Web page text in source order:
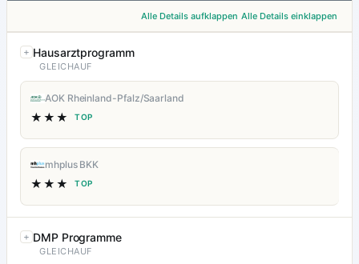
Alle Details aufklappen Alle Details einklappen
Hausarztprogramm
GLEICHAUF
AOK Rheinland-Pfalz/Saarland
★★★ TOP
mhplus BKK
★★★ TOP
DMP Programme
GLEICHAUF